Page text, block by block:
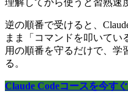
逆の順番で受けると、
まま「コマンドを叩いて
用の順番を守るだけで、学
る。
Claude Codeコースを今す